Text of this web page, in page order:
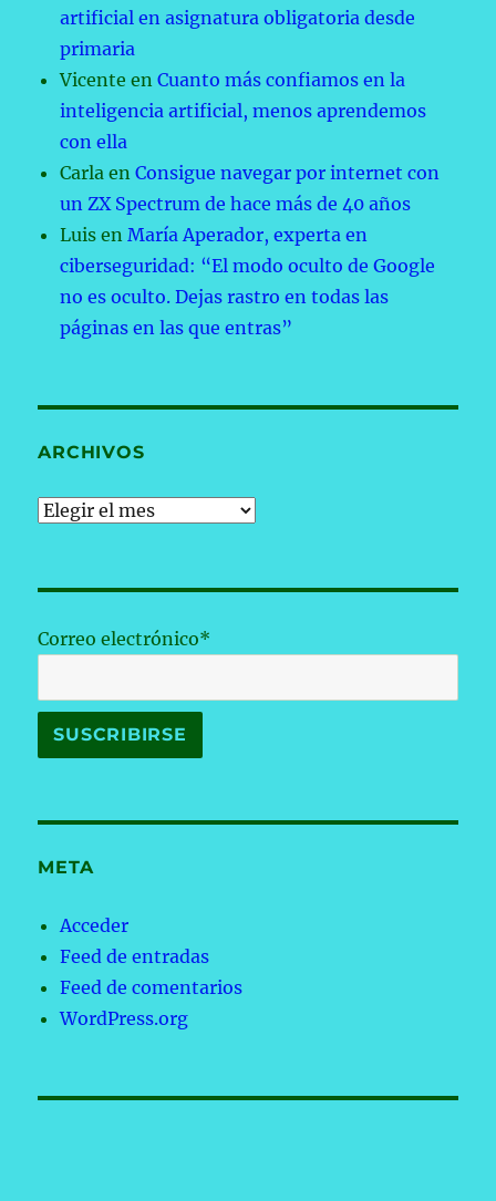
artificial en asignatura obligatoria desde
primaria
Vicente enCuanto más confiamos en la
inteligencia artificial, menos aprendemos
con ella
Carla enConsigue navegar por internet con
un ZX Spectrum de hace más de 40 años
Luis enMaría Aperador, experta en
ciberseguridad: “El modo oculto de Google
no es oculto. Dejas rastro en todas las
páginas en las que entras”
ARCHIVOS
Archivos
Correo electrónico*
META
Acceder
Feed de entradas
Feed de comentarios
WordPress.org